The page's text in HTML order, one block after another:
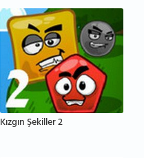
Kızgın Şekiller 2